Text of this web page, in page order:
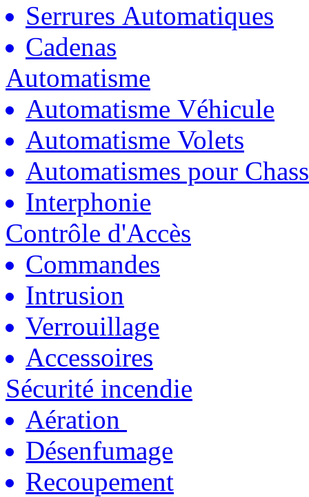
Serrures Automatiques
Cadenas
Automatisme
Automatisme Véhicule
Automatisme Volets
Automatismes pour
Interphonie
Contrôle d'Accès
Commandes
Intrusion
Verrouillage
Accessoires
Sécurité incendie
Aération
Désenfumage
Recoupement